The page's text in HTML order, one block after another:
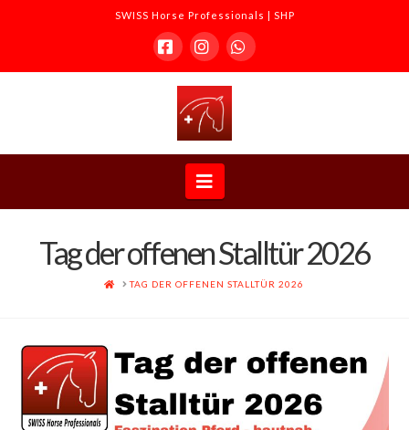
SWISS Horse Professionals | SHP
FacebookInstagramWhatsapp
Horse
Professionals
SHP
Navigation
Tag der offenen Stalltür 2026
ACCUEIL
TAG DER OFFENEN STALLTÜR 2026